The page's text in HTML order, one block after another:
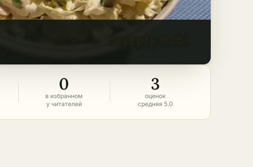
0
в избранном
у читателей
3
оценок
средняя 5.0